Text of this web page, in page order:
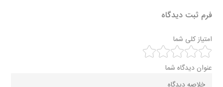
فرم ثبت دیدگاه
امتیاز کلی شما
عنوان دیدگاه شما